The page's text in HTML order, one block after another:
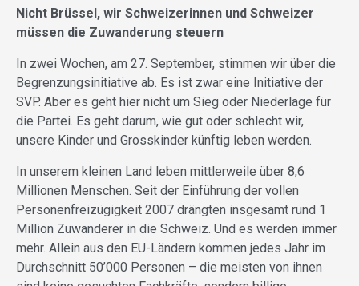
Nicht Brüssel, wir Schweizerinnen und Schweizer
müssen die Zuwanderung steuern
In zwei Wochen, am 27. September, stimmen wir über die
Begrenzungsinitiative ab. Es ist zwar eine Initiative der
SVP. Aber es geht hier nicht um Sieg oder Niederlage für
die Partei. Es geht darum, wie gut oder schlecht wir,
unsere Kinder und Grosskinder künftig leben werden.
In unserem kleinen Land leben mittlerweile über 8,6
Millionen Menschen. Seit der Einführung der vollen
Personenfreizügigkeit 2007 drängten insgesamt rund 1
Million Zuwanderer in die Schweiz. Und es werden immer
mehr. Allein aus den EU-Ländern kommen jedes Jahr im
Durchschnitt 50’000 Personen – die meisten von ihnen